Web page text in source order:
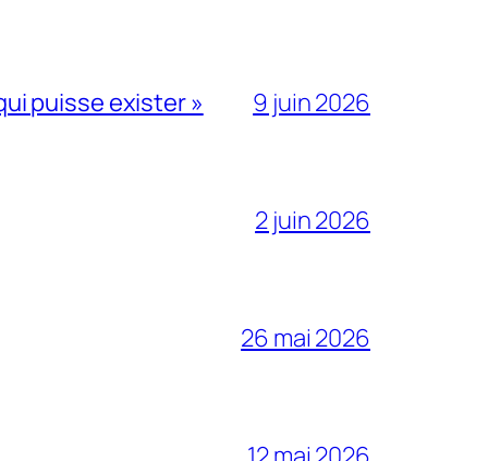
puisse exister » 9 juin 2026
2 juin 2026
26 mai 2026